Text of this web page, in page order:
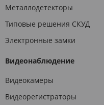
Металлодетекторы
Типовые решения СКУД
Электронные замки
Видеонаблюдение
Видеокамеры
Видеорегистраторы